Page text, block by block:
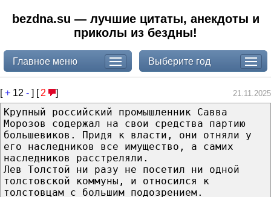
bezdna.su — лучшие цитаты, анекдоты и
приколы из бездны!
Главное меню Выберите год
[+ 12 - ] [ 2 ] 21.11.2025
Крупный российский промышленник Савва
Морозов содержал на свои средства партию
большевиков. Придя к власти, они отняли у
его наследников все имущество, а самих
наследников расстреляли.
Лев Толстой ни разу не посетил ни одной
толстовской коммуны, и относился к
толстовцам с большим подозрением.